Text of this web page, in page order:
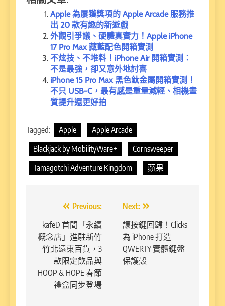
Apple 為屢獲獎項的 Apple Arcade 服務推
出 20 款有趣的新遊戲
外觀引爭議、硬體真實力！Apple iPhone
17 Pro Max 藏藍配色開箱實測
不炫技、不堆料！iPhone Air 開箱實測：
不是最強，卻又意外地討喜
iPhone 15 Pro Max 黑色鈦金屬開箱實測！
不只 USB-C，最有感是重量減輕、相機畫
質提升還更好拍
Tagged: Apple
Apple Arcade
Blackjack by MobilityWare+
Cornsweeper
Tamagotchi Adventure Kingdom
蘋果
章
導
Previous:
kafeD 首間「永續
概念店」進駐新竹
竹北遠東百貨，3
款限定飲品與
HOOP & HOPE 春節
禮盒同步登場
Next:
讓按鍵回歸！Clicks
為 iPhone 打造
QWERTY 實體鍵盤
保護殼